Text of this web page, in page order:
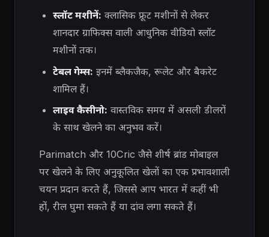
स्लॉट मशीनें: क्लासिक फ्रूट मशीनों से लेकर
शानदार ग्राफिक्स वाली आधुनिक वीडियो स्लॉट
मशीनों तक।
टेबल गेम्स: इनमें ब्लैकजैक, रूलेट और बैकरेट
शामिल हैं।
लाइव कैसीनो: वास्तविक समय में असली डीलरों
के साथ खेलने का अनुभव करें।
Parimatch और 10Cric जैसे शीर्ष ब्रांड मोबाइल
पर खेलने के लिए अनुकूलित खेलों का एक प्रभावशाली
चयन प्रदान करते हैं, जिससे आप भारत में कहीं भी
हों, रील घुमा सकते हैं या दांव लगा सकते हैं।